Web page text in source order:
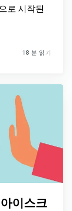
로 시작된
18 분 읽기
이스크